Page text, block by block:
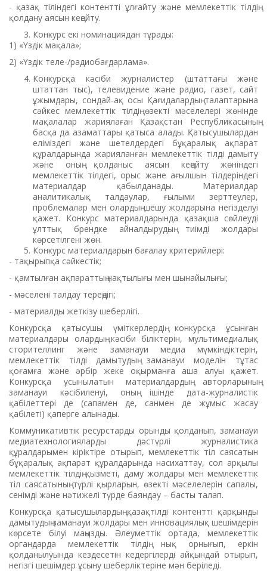
- қазақ тіліндегі контентті ұлғайту және мемлекеттік тілдің
қолдану аясын кеңейту.
Конкурс екі номинациядан тұрады:
1) «Үздік мақала»;
2) «Үздік теле-/радиобағдарлама».
Конкурсқа кәсіби журналистер (штаттағы және
штаттан тыс), телевидение және радио, газет, сайт
ұжымдары, сондай-ақ осы Қағидалардың талаптарына
сәйкес мемлекеттік тілдің өзекті мәселелері жөнінде
мақалалар жариялаған Қазақстан Республикасының
басқа да азаматтары қатыса алады. Қатысушылардан
еліміздегі және шетелдердегі бұқаралық ақпарат
құралдарында жарияланған мемлекеттік тілді дамыту
және оның қолданыс аясын кеңейту жөніндегі
мемлекеттік тілдегі, орыс және ағылшын тілдеріндегі
материалдар қабылданады. Материалдар
аналитикалық талдаулар, ғылыми зерттеулер,
проблемалар мен олардың шешу жолдарына негізделуі
қажет. Конкурс материалдарында қазақша сөйлеуді
ұлттық брендке айналдырудың тиімді жолдары
көрсетілгені жөн.
Конкурс материалдарын бағалау критерийлері:
- тақырыпқа сәйкестік;
- қамтылған ақпараттың нақтылығы мен шынайылығы;
- мәселені талдау тереңдігі;
- материалды жеткізу шеберлігі.
Конкурсқа қатысушы үміткерлердің конкурсқа ұсынған
материалдары олардың кәсіби біліктерін, мультимедиалық
сторителлинг және заманауи медиа мүмкіндіктерін,
мемлекеттік тілді дамытудың заманауи моделін тұтас
қоғамға және әрбір жеке оқырманға аша алуы қажет.
Конкурсқа ұсынылатын материалдардың авторларының
заманауи кәсібиленуі, оның ішінде дата-журналистік
қабілеттері де (сапамен де, санмен де жұмыс жасау
қабілеті) қаперге алынады.
Коммуникативтік ресурстарды орынды қолданып, заманауи
медиатехнологияларды дәстүрлі журналистика
құралдарымен кіріктіре отырып, мемлекеттік тіл саясатын
бұқаралық ақпарат құралдарында насихаттау, сол арқылы
мемлекеттік тілдің қызметі, даму жолдары мен мемлекеттік
тіл саясатының түрлі қырларын, өзекті мәселелерін сапалы,
сенімді және нәтижелі түрде баяндау – басты талап.
Конкурсқа қатысушылардың қазақтілді контентті қарқынды
дамытудың заманауи жолдары мен инновациялық шешімдерін
көрсете білуі маңызды. Әлеуметтік ортада, мемлекеттік
органдарда мемлекеттік тілдің нық орнығып, еркін
қолданылуында кездесетін кедергілерді айқындай отырып,
негізгі шешімдер ұсыну шеберліктеріне мән беріледі.